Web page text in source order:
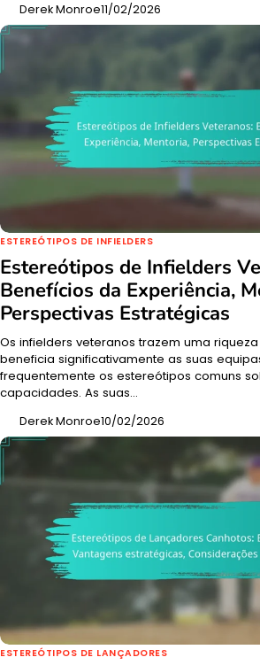
Derek Monroe11/02/2026
ESTEREÓTIPOS DE INFIELDERS
Estereótipos de Infielders
Benefícios da Experiência,
Perspectivas Estratégicas
Os infielders veteranos trazem uma
beneficia significativamente as suas
frequentemente os estereótipos comuns
capacidades. As suas…
Derek Monroe10/02/2026
ESTEREÓTIPOS DE LANÇADORES